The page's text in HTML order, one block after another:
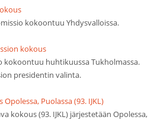
kokoontuu Yhdysvalloissa.
kokous
kokoontuu huhtikuussa Tukholmassa.
presidentin valinta.
Puolassa (93. IJKL)
kokous (93. IJKL) järjestetään Opolessa,